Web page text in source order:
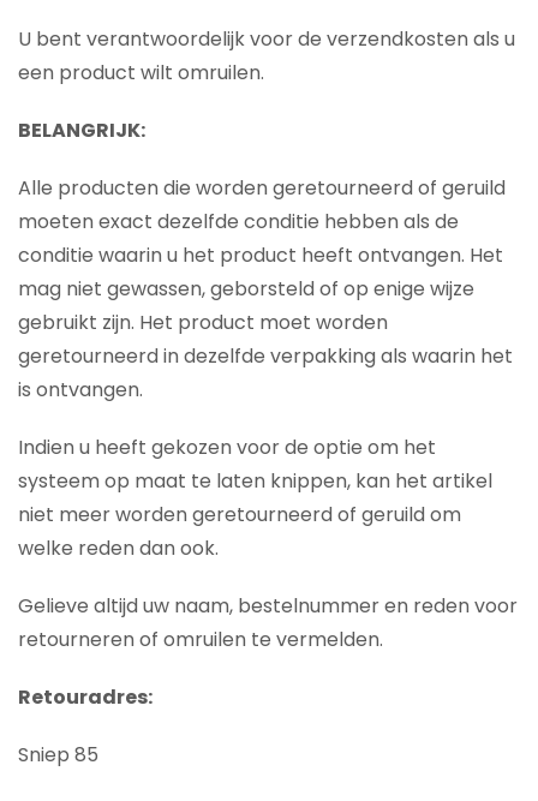
U bent verantwoordelijk voor de verzendkosten als u
een product wilt omruilen.
BELANGRIJK:
Alle producten die worden geretourneerd of geruild
moeten exact dezelfde conditie hebben als de
conditie waarin u het product heeft ontvangen. Het
mag niet gewassen, geborsteld of op enige wijze
gebruikt zijn. Het product moet worden
geretourneerd in dezelfde verpakking als waarin het
is ontvangen.
Indien u heeft gekozen voor de optie om het
systeem op maat te laten knippen, kan het artikel
niet meer worden geretourneerd of geruild om
welke reden dan ook.
Gelieve altijd uw naam, bestelnummer en reden voor
retourneren of omruilen te vermelden.
Retouradres:
Sniep 85